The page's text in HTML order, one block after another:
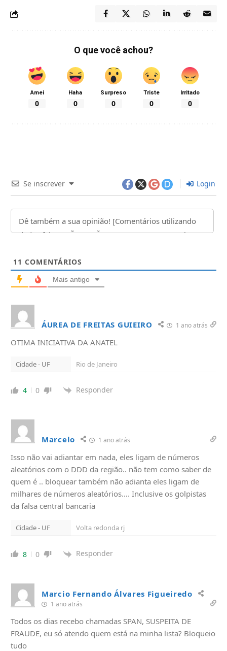
O que você achou?
Amei
0
Haha
0
Surpreso
0
Triste
0
Irritado
0
Se inscrever Login
11 COMENTÁRIOS
Mais antigo
ÁUREA DE FREITAS GUIEIRO 1 ano atrás
OTIMA INICIATIVA DA ANATEL
Cidade - UF Rio de Janeiro
4 0 Responder
Marcelo 1 ano atrás
Isso não vai adiantar em nada, eles ligam de números
aleatórios com o DDD da região.. não tem como saber de
quem é .. bloquear também não adianta eles ligam de
milhares de números aleatórios…. Inclusive os golpistas
da falsa central bancaria
Cidade - UF Volta redonda rj
8 0 Responder
Marcio Fernando Álvares Figueiredo
1 ano atrás
Todos os dias recebo chamadas SPAN, SUSPEITA DE
FRAUDE, eu só atendo quem está na minha lista? Bloqueio
tudo